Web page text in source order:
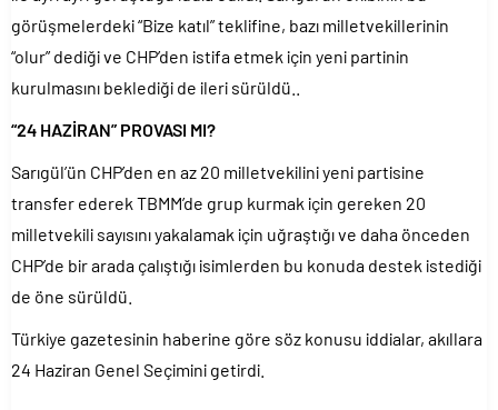
görüşmelerdeki “Bize katıl” teklifine, bazı milletvekillerinin
“olur” dediği ve CHP’den istifa etmek için yeni partinin
kurulmasını beklediği de ileri sürüldü..
“24 HAZİRAN” PROVASI MI?
Sarıgül’ün CHP’den en az 20 milletvekilini yeni partisine
transfer ederek TBMM’de grup kurmak için gereken 20
milletvekili sayısını yakalamak için uğraştığı ve daha önceden
CHP’de bir arada çalıştığı isimlerden bu konuda destek istediği
de öne sürüldü.
Türkiye gazetesinin haberine göre söz konusu iddialar, akıllara
24 Haziran Genel Seçimini getirdi.